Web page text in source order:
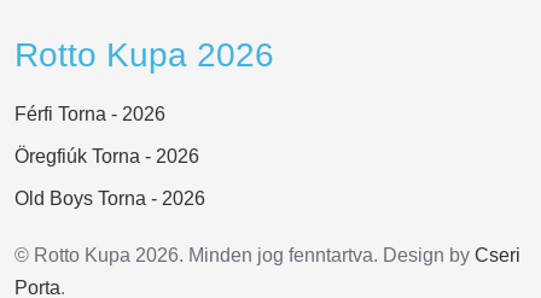
Rotto Kupa 2026
Férfi Torna - 2026
Öregfiúk Torna - 2026
Old Boys Torna - 2026
© Rotto Kupa 2026. Minden jog fenntartva. Design by Cseri
Porta.